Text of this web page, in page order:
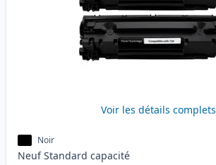
Voir les détails complets
Noir
Neuf Standard capacité